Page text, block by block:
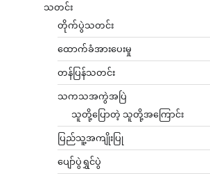
သတင်း
တိုက်ပွဲသတင်း
ထောက်ခံအားပေးမှု
တန်ပြန်သတင်း
သကသအကွဲအပြဲ
သူတို့ပြောတဲ့ သူတို့အကြောင်း
ပြည်သူ့အကျိုးပြု
ပျော်ပွဲရွှင်ပွဲ